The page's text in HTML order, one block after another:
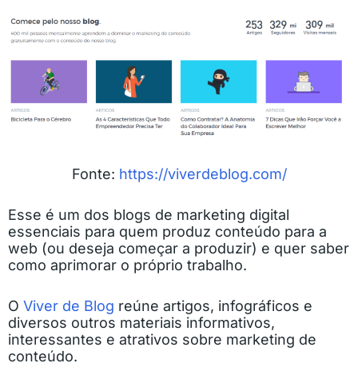
Fonte: https://viverdeblog.com/
Esse é um dos blogs de marketing digital
essenciais para quem produz conteúdo para a
web (ou deseja começar a produzir) e quer saber
como aprimorar o próprio trabalho.
O Viver de Blog reúne artigos, infográficos e
diversos outros materiais informativos,
interessantes e atrativos sobre marketing de
conteúdo.